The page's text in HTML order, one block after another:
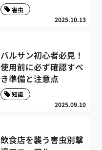
2025.10.13
害虫
バルサン初心者必見！
使用前に必ず確認すべ
き準備と注意点
2025.09.10
知識
飲食店を襲う害虫別撃